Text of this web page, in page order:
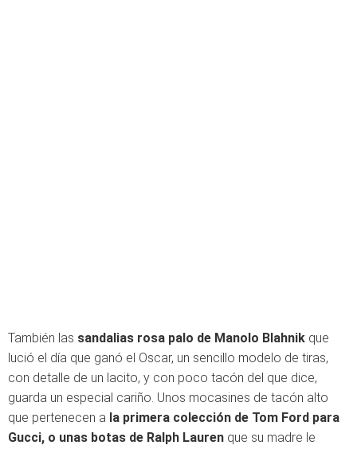
También las sandalias rosa palo de Manolo Blahnik que
lució el día que ganó el Oscar, un sencillo modelo de tiras,
con detalle de un lacito, y con poco tacón del que dice,
guarda un especial cariño. Unos mocasines de tacón alto
que pertenecen a la primera colección de Tom Ford para
Gucci, o unas botas de Ralph Lauren que su madre le